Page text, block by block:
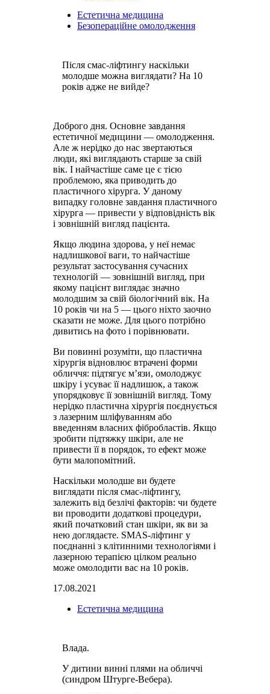
Естетична медицина
Безопераційне омолодження
Після смас-ліфтингу наскільки
молодше можна виглядати? На 10
років адже не вийде?
Доброго дня. Основне завдання
естетичної медицини — омолодження.
Але ж нерідко до нас звертаються
люди, які виглядають старше за свій
вік. І найчастіше саме це є тією
проблемою, яка приводить до
пластичного хірурга. У даному
випадку головне завдання пластичного
хірурга — привести у відповідність вік
і зовнішній вигляд пацієнта.
Якщо людина здорова, у неї немає
надлишкової ваги, то найчастіше
результат застосування сучасних
технологій — зовнішній вигляд, при
якому пацієнт виглядає значно
молодшим за свій біологічний вік. На
10 років чи на 5 — цього ніхто заочно
сказати не може. Для цього потрібно
дивитись на фото і порівнювати.
Ви повинні розуміти, що пластична
хірургія відновлює втрачені форми
обличчя: підтягує м’язи, омолоджує
шкіру і усуває її надлишок, а також
упорядковує її зовнішній вигляд. Тому
нерідко пластична хірургія поєднується
з лазерним шліфуванням або
введенням власних фібробластів. Якщо
зробити підтяжку шкіри, але не
привести її в порядок, то ефект може
бути малопомітний.
Наскільки молодше ви будете
виглядати після смас-ліфтингу,
залежить від безлічі факторів: чи будете
ви проводити додаткові процедури,
який початковий стан шкіри, як ви за
нею доглядаєте. SMAS-ліфтинг у
поєднанні з клітинними технологіями і
лазерною терапією цілком реально
може омолодити вас на 10 років.
17.08.2021
Естетична медицина
Влада.
У дитини виннi плями на обличчі
(синдром Штурге-Вебера).